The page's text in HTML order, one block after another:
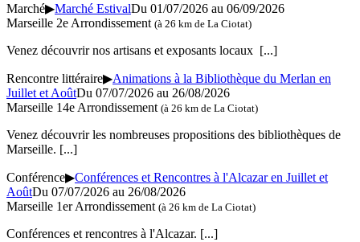
Marché▶Marché EstivalDu 01/07/2026 au 06/09/2026
Marseille 2e Arrondissement (à 26 km de La Ciotat)
Venez découvrir nos artisans et exposants locaux [...]
Rencontre littéraire▶Animations à la Bibliothèque du Merlan en
Juillet et AoûtDu 07/07/2026 au 26/08/2026
Marseille 14e Arrondissement (à 26 km de La Ciotat)
Venez découvrir les nombreuses propositions des bibliothèques de
Marseille. [...]
Conférence▶Conférences et Rencontres à l'Alcazar en Juillet et
AoûtDu 07/07/2026 au 26/08/2026
Marseille 1er Arrondissement (à 26 km de La Ciotat)
Conférences et rencontres à l'Alcazar. [...]